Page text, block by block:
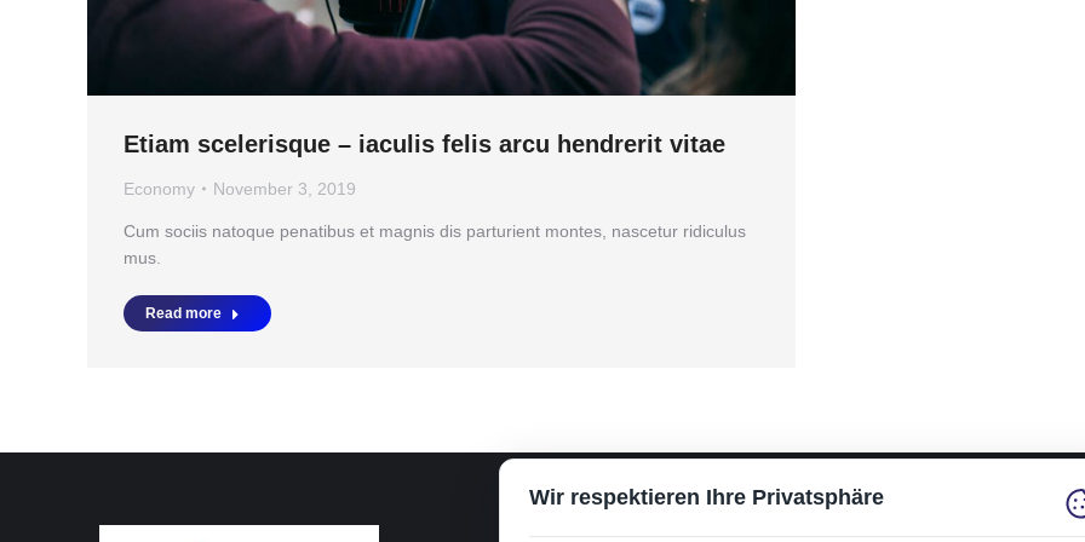
Etiam scelerisque – iaculis felis arcu hendrerit vitae
Economy November 3, 2019
Cum sociis natoque penatibus et magnis dis parturient montes, nascetur ridiculus
mus.
Read more
Rechtliches:
Wir respektieren Ihre Privatsphäre